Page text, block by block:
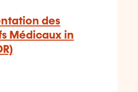
des
Médicaux in